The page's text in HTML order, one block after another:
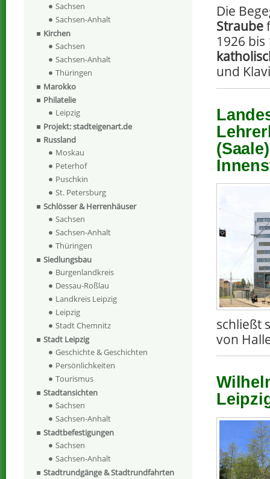
Die
Straube
1926
und
schließt
von
Sachsen
Sachsen-Anhalt
Kirchen
Sachsen
Sachsen-Anhalt
Thüringen
Marokko
Philatelie
Leipzig
Projekt: stadteigenart.de
Russland
Moskau
Peterhof
Puschkin
St. Petersburg
Schlösser & Herrenhäuser
Sachsen
Sachsen-Anhalt
Thüringen
Siedlungsbau
Burgenlandkreis
Dessau-Roßlau
Landkreis Leipzig
Leipzig
Stadt Chemnitz
Stadt Leipzig
Geschichte & Geschichten
Persönlichkeiten
Tourismus
Stadtansichten
Sachsen
Sachsen-Anhalt
Stadtbefestigungen
Sachsen
Sachsen-Anhalt
Stadtrundgänge & Stadtrundfahrten